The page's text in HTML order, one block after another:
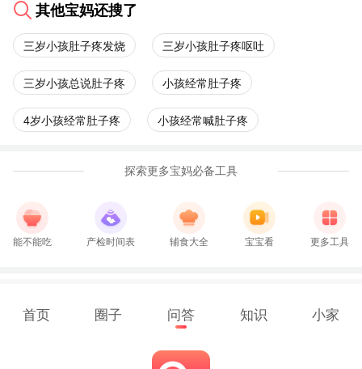
其他宝妈还搜了
三岁小孩肚子疼发烧 三岁小孩肚子疼呕吐
三岁小孩总说肚子疼 小孩经常肚子疼
4岁小孩经常肚子疼 小孩经常喊肚子疼
探索更多宝妈必备工具
能不能吃 产检时间表 辅食大全 宝宝看 更多工具
首页 圈子 问答 知识 小家